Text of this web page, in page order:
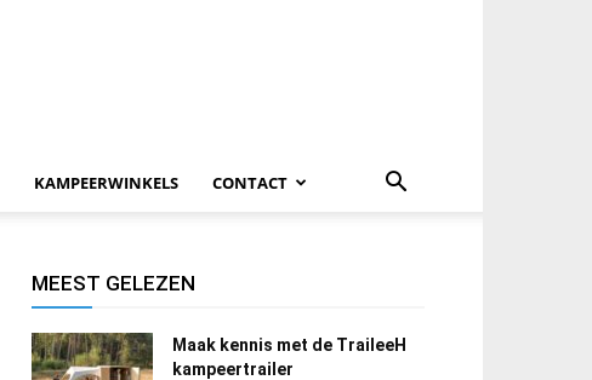
KAMPEERWINKELS CONTACT
MEEST GELEZEN
Maak kennis met de TraileeH
kampeertrailer